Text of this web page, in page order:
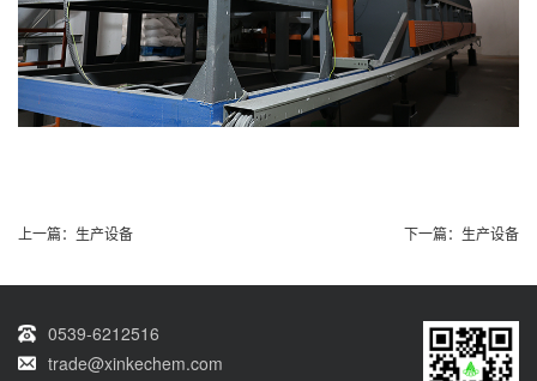
上一篇： 生产设备 下一篇： 生产设备
0539-6212516
trade@xinkechem.com